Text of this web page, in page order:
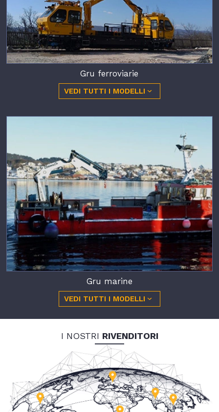
Gru ferroviarie
VEDI TUTTI I MODELLI
Gru marine
VEDI TUTTI I MODELLI
I NOSTRI RIVENDITORI